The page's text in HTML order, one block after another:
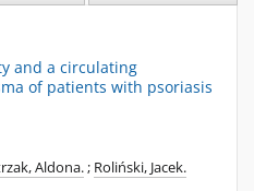
and a circulating
of patients with psoriasis
Aldona.; Roliński, Jacek.